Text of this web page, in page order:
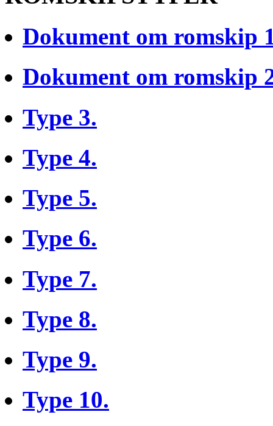
Dokument om romskip
Dokument om romskip
Type 3.
Type 4.
Type 5.
Type 6.
Type 7.
Type 8.
Type 9.
Type 10.